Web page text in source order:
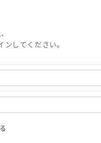
してください。